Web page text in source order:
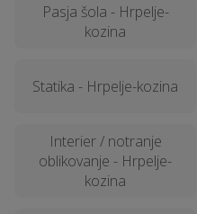
Pasja šola - Hrpelje-
kozina
Statika - Hrpelje-kozina
Interier / notranje
oblikovanje - Hrpelje-
kozina